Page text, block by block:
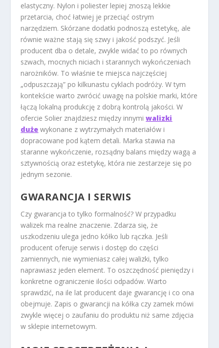
elastyczny. Nylon i poliester lepiej znoszą lekkie
przetarcia, choć łatwiej je przeciąć ostrym
narzędziem. Skórzane dodatki podnoszą estetykę, ale
równie ważne stają się szwy i jakość podszyć. Jeśli
producent dba o detale, zwykle widać to po równych
szwach, mocnych niciach i starannych wykończeniach
narożników. To właśnie te miejsca najczęściej
„odpuszczają” po kilkunastu cyklach podróży. W tym
kontekście warto zwrócić uwagę na polskie marki, które
łączą lokalną produkcję z dobrą kontrolą jakości. W
ofercie Solier znajdziesz między innymiwalizki
duże wykonane z wytrzymałych materiałów i
dopracowane pod kątem detali. Marka stawia na
staranne wykończenie, rozsądny balans między wagą a
sztywnością oraz estetykę, która nie zestarzeje się po
jednym sezonie.
GWARANCJA I SERWIS
Czy gwarancja to tylko formalność? W przypadku
walizek ma realne znaczenie. Zdarza się, że
uszkodzeniu ulega jedno kółko lub rączka. Jeśli
producent oferuje serwis i dostęp do części
zamiennych, nie wymieniasz całej walizki, tylko
naprawiasz jeden element. To oszczędność pieniędzy i
konkretne ograniczenie ilości odpadów. Warto
sprawdzić, na ile lat producent daje gwarancję i co ona
obejmuje. Zapis o gwarancji na kółka czy zamek mówi
zwykle więcej o zaufaniu do produktu niż same zdjęcia
w sklepie internetowym.